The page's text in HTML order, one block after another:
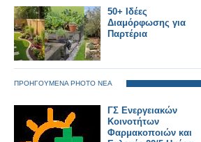
50+ Ιδέες
Διαμόρφωσης για
Παρτέρια
ΠΡΟΗΓΟΥΜΕΝΑ PHOTO ΝΕΑ
ΓΣ Ενεργειακών
Κοινοτήτων
Φαρμακοποιών και